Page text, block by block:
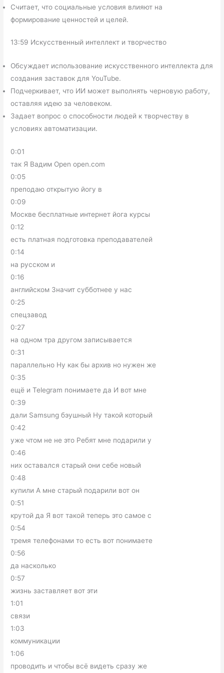
Считает, что социальные условия влияют на
формирование ценностей и целей.
13:59 Искусственный интеллект и творчество
Обсуждает использование искусственного интеллекта для
создания заставок для YouTube.
Подчеркивает, что ИИ может выполнять черновую работу,
оставляя идею за человеком.
Задает вопрос о способности людей к творчеству в
условиях автоматизации.
0:01
так Я Вадим Open open.com
0:05
преподаю открытую йогу в
0:09
Москве бесплатные интернет йога курсы
0:12
есть платная подготовка преподавателей
0:14
на русском и
0:16
английском Значит субботнее у нас
0:25
спецзавод
0:27
на одном тра другом записывается
0:31
параллельно Ну как бы архив но нужен же
0:35
ещё и Telegram понимаете да И вот мне
0:39
дали Samsung бэушный Ну такой который
0:42
уже чтом не не это Ребят мне подарили у
0:46
них оставался старый они себе новый
0:48
купили А мне старый подарили вот он
0:51
крутой да Я вот такой теперь это самое с
0:54
тремя телефонами то есть вот понимаете
0:56
да насколько
0:57
жизнь заставляет вот эти
1:01
связи
1:03
коммуникации
1:06
проводить и чтобы всё видеть сразу же